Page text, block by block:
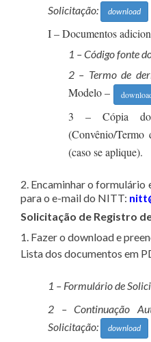
Solicitação:
download
I – Documentos
1 – Código fonte
2 – Termo de
Modelo –
3 – Cópia do
(Convênio/
(caso se aplique).
2. Encaminhar o formulário
para o e-mail do NITT:
Solicitação de Registro
1. Fazer o download e
Lista dos documentos em
1 – Formulário de
2 – Continuação
Solicitação:
download